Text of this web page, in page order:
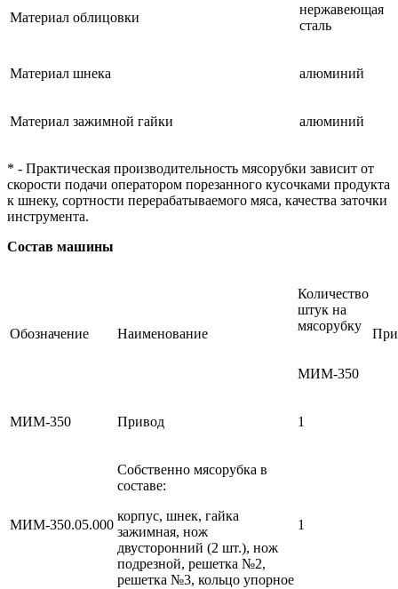
Материал облицовки
нержавеющая
сталь
Материал шнека алюминий
Материал зажимной гайки алюминий
* - Практическая производительность мясорубки зависит от
скорости подачи оператором порезанного кусочками продукта
к шнеку, сортности перерабатываемого мяса, качества заточки
инструмента.
Состав машины
Обозначение Наименование
Количество
штук на
мясорубку
МИМ-350
МИМ-350 Привод 1
МИМ-350.05.000
Собственно мясорубка в
составе:
корпус, шнек, гайка
зажимная, нож
двусторонний (2 шт.), нож
подрезной, решетка №2,
решетка №3, кольцо упорное
1